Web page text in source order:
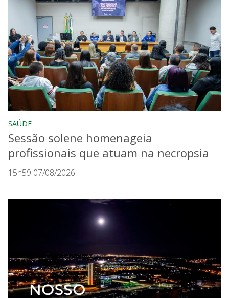
SAÚDE
Sessão solene homenageia
profissionais que atuam na necropsia
15h59 07/08/2026